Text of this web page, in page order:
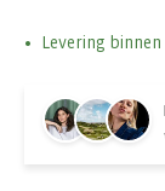
Levering binnen